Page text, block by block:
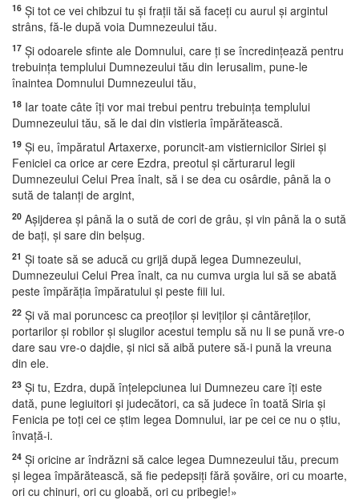
16 Şi tot ce vei chibzui tu şi fraţii tăi să faceţi cu aurul şi argintul
strâns, fă-le după voia Dumnezeului tău.
17 Şi odoarele sfinte ale Domnului, care ţi se încredinţează pentru
trebuinţa templului Dumnezeului tău din Ierusalim, pune-le
înaintea Domnului Dumnezeului tău,
18 Iar toate câte îţi vor mai trebui pentru trebuinţa templului
Dumnezeului tău, să le dai din vistieria împărătească.
19 Şi eu, împăratul Artaxerxe, poruncit-am vistiernicilor Siriei şi
Feniciei ca orice ar cere Ezdra, preotul şi cărturarul legii
Dumnezeului Celui Prea înalt, să i se dea cu osârdie, până la o
sută de talanţi de argint,
20 Aşijderea şi până la o sută de cori de grâu, şi vin până la o sută
de baţi, şi sare din belşug.
21 Şi toate să se aducă cu grijă după legea Dumnezeului,
Dumnezeului Celui Prea înalt, ca nu cumva urgia lui să se abată
peste împărăţia împăratului şi peste fiii lui.
22 Şi vă mai poruncesc ca preoţilor şi leviţilor şi cântăreţilor,
portarilor şi robilor şi slugilor acestui templu să nu li se pună vre-o
dare sau vre-o dajdie, şi nici să aibă putere să-i pună la vreuna
din ele.
23 Şi tu, Ezdra, după înţelepciunea lui Dumnezeu care îţi este
dată, pune legiuitori şi judecători, ca să judece în toată Siria şi
Fenicia pe toţi cei ce ştim legea Domnului, iar pe cei ce nu o ştiu,
învaţă-i.
24 Şi oricine ar îndrăzni să calce legea Dumnezeului tău, precum
şi legea împărătească, să fie pedepsiţi fără şovăire, ori cu moarte,
ori cu chinuri, ori cu gloabă, ori cu pribegie!»